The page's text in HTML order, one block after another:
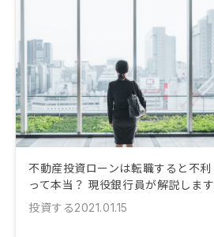
不動産投資ローンは転職すると不利
って本当？ 現役銀行員が解説します
投資する2021.01.15